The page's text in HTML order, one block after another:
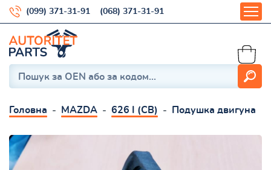
(099) 371-31-91 (068) 371-31-91
Головна MAZDA 626 I (CB) Подушка двигуна